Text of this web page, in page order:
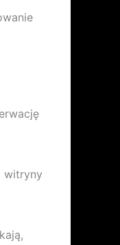
witryny